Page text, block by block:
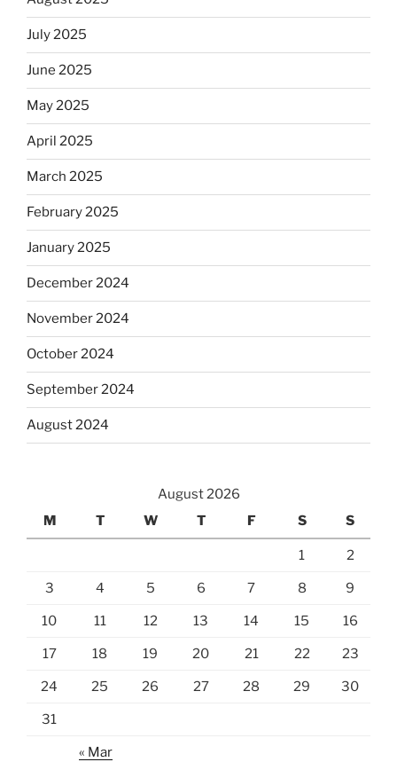
July 2025
June 2025
May 2025
April 2025
March 2025
February 2025
January 2025
December 2024
November 2024
October 2024
September 2024
August 2024
August 2026
M
T W T F S S
1 2
3 4 5 6 7 8 9
10 11 12 13 14 15 16
17 18 19 20 21 22 23
24 25 26 27 28 29 30
31
« Mar